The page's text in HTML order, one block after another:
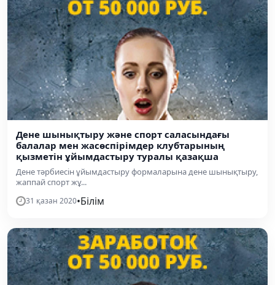
Дене шынықтыру және спорт саласындағы
балалар мен жасөспірімдер клубтарының
қызметін ұйымдастыру туралы қазақша
Дене тәрбиесін ұйымдастыру формаларына дене шынықтыру,
жаппай спорт жұ...
31 қазан 2020•Білім